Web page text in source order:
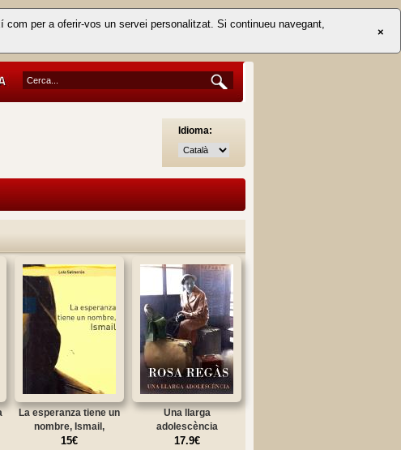
×
per a oferir-vos un servei personalitzat. Si continueu navegant,
Idioma:
La esperanza tiene un
nombre, Ismail,
15€
Una llarga
adolescència
17.9€